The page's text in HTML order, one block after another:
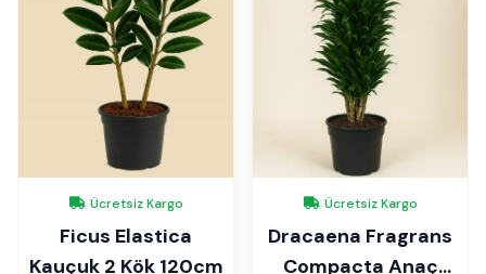
Ücretsiz Kargo
Ficus Elastica
Kauçuk 2 Kök 120cm
Ücretsiz Kargo
Dracaena Fragrans
Compacta Anaç